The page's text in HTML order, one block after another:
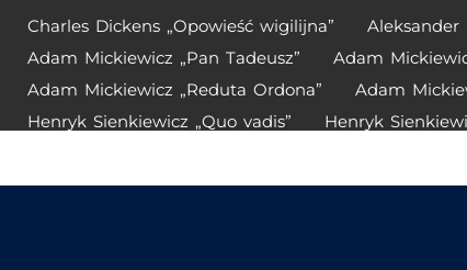
Charles Dickens „Opowieść wigilijna” Aleksander
Adam Mickiewicz „Pan Tadeusz”
Adam
Adam Mickiewicz „Reduta Ordona”
Adam
Henryk Sienkiewicz „Quo vadis”
Henryk